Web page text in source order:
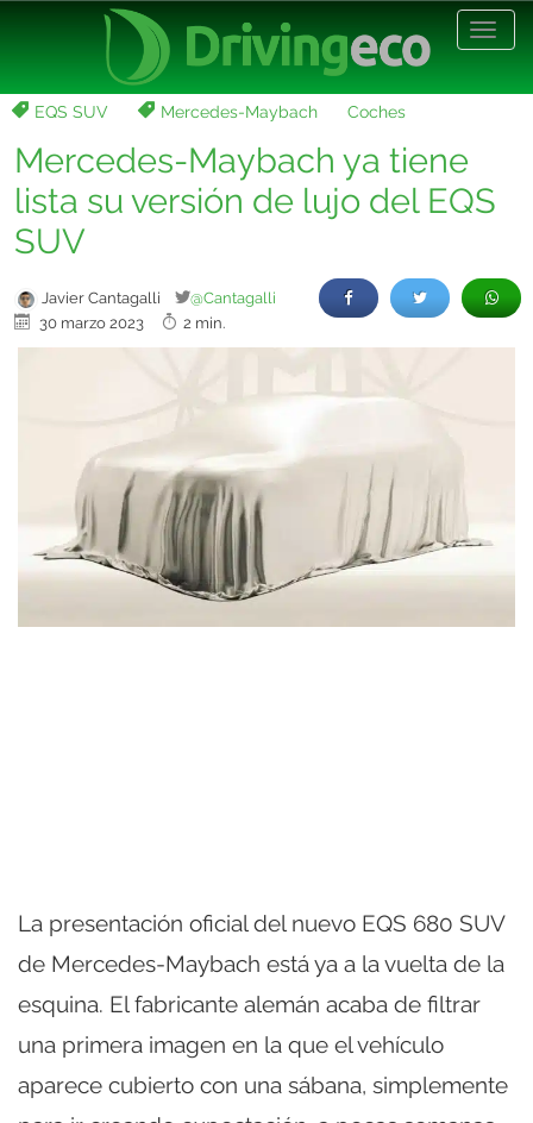
EQS SUV Mercedes-Maybach Coches
Mercedes-Maybach ya tiene
lista su versión de lujo del EQS
SUV
Javier Cantagalli
@Cantagalli
30 marzo 2023
2 min.
La presentación oficial del nuevo EQS 680 SUV
de Mercedes-Maybach está ya a la vuelta de la
esquina. El fabricante alemán acaba de filtrar
una primera imagen en la que el vehículo
aparece cubierto con una sábana, simplemente